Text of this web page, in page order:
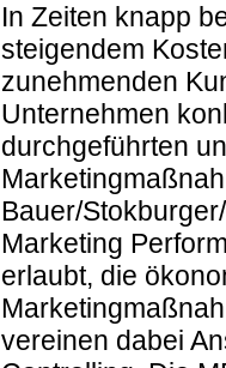
In Zeiten knapp
steigendem
zunehmenden
Unternehmen
durchgeführten
Bauer/
Marketing
erlaubt, die
vereinen dabei